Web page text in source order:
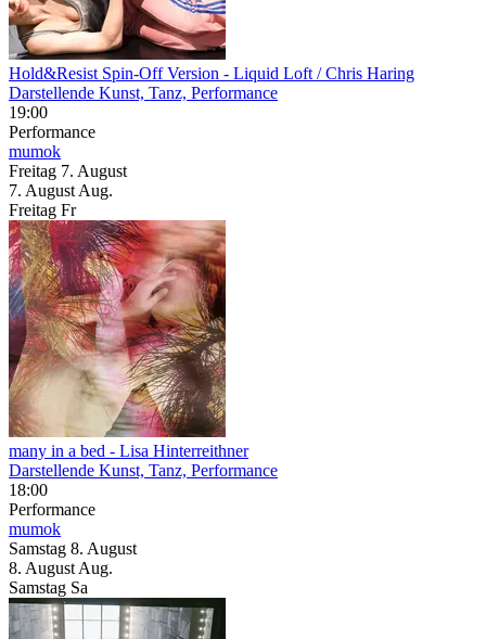
Hold&Resist Spin-Off Version - Liquid Loft / Chris Haring
Darstellende Kunst, Tanz, Performance
19:00
Performance
mumok
Freitag 7. August
7. August Aug.
Freitag Fr
many in a bed - Lisa Hinterreithner
Darstellende Kunst, Tanz, Performance
18:00
Performance
mumok
Samstag 8. August
8. August Aug.
Samstag Sa